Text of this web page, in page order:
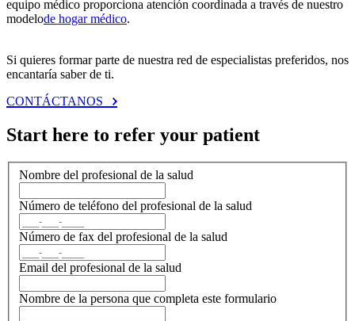
equipo médico proporciona atención coordinada a través de nuestro
modelode hogar médico.
Si quieres formar parte de nuestra red de especialistas preferidos, nos
encantaría saber de ti.
CONTÁCTANOS
Start here to refer your patient
Nombre del profesional de la salud
Número de teléfono del profesional de la salud
Número de fax del profesional de la salud
Email del profesional de la salud
Nombre de la persona que completa este formulario